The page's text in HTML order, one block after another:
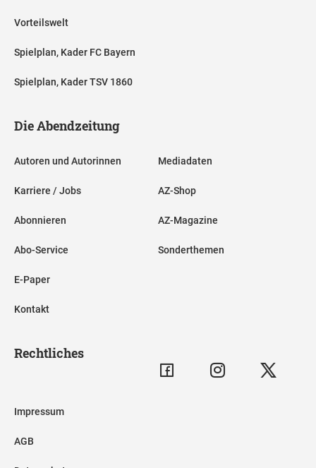
Vorteilswelt
Spielplan, Kader FC Bayern
Spielplan, Kader TSV 1860
Die Abendzeitung
Autoren und Autorinnen
Karriere / Jobs
Abonnieren
Abo-Service
E-Paper
Kontakt
Mediadaten
AZ-Shop
AZ-Magazine
Sonderthemen
Rechtliches
Impressum
AGB